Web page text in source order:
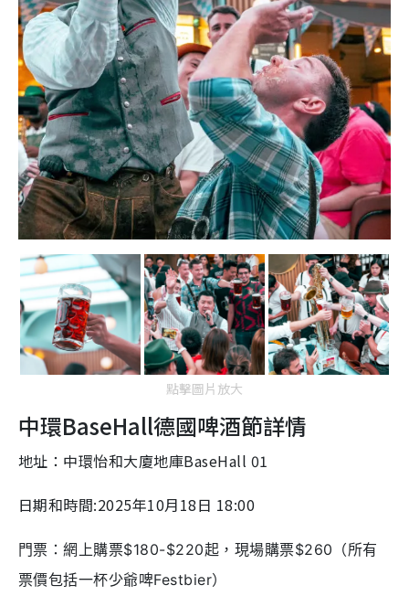
點擊圖片放大
中環BaseHall德國啤酒節詳情
地址：中環怡和大廈地庫BaseHall 01
日期和時間:2025年10月18日 18:00
門票：網上購票$180-$220起，現場購票$260（所有
票價包括一杯少爺啤Festbier）